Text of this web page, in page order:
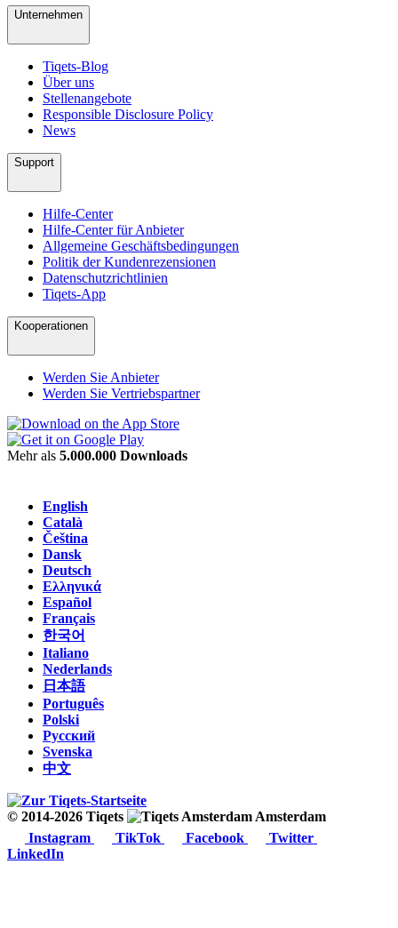
Unternehmen
Tiqets-Blog
Über uns
Stellenangebote
Responsible Disclosure Policy
News
Support
Hilfe-Center
Hilfe-Center für Anbieter
Allgemeine Geschäftsbedingungen
Politik der Kundenrezensionen
Datenschutzrichtlinien
Tiqets-App
Kooperationen
Werden Sie Anbieter
Werden Sie Vertriebspartner
Mehr als 5.000.000 Downloads
English
Català
Čeština
Dansk
Deutsch
Ελληνικά
Español
Français
한국어
Italiano
Nederlands
日本語
Português
Polski
Русский
Svenska
中文
© 2014-2026 Tiqets
Amsterdam
Instagram
TikTok Facebook
Twitter
LinkedIn